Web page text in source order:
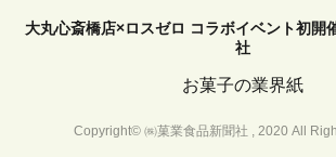
大丸心斎橋店×ロスゼロ コラボイベント初開
社
お菓子の業界紙
Copyright© ㈱菓業食品新聞社 , 2020 All